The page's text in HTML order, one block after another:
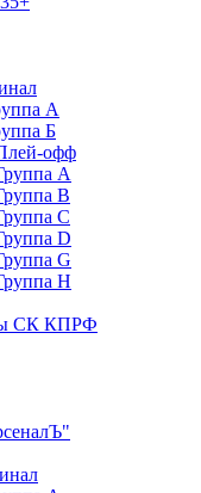
А
Б
офф
A
B
C
D
G
H
СК КПРФ